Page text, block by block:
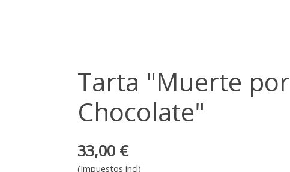
Tarta "Muerte por
Chocolate"
33,00 €
(Impuestos incl)